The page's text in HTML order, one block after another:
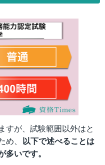
すが、試験範囲以外はと
、 以下で述べることは
いです。